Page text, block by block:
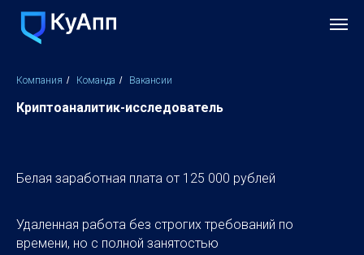
Компания / Команда / Вакансии
Криптоаналитик-исследователь
Белая заработная плата от 125 000 рублей
Удаленная работа без строгих требований по
времени, но с полной занятостью